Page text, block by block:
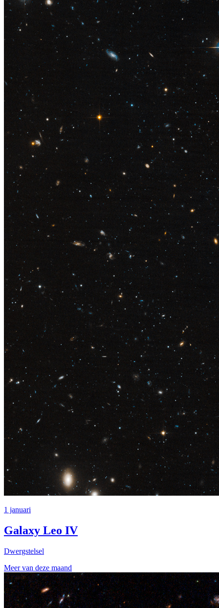
1 januari
Galaxy Leo IV
Dwergstelsel
Meer van deze maand